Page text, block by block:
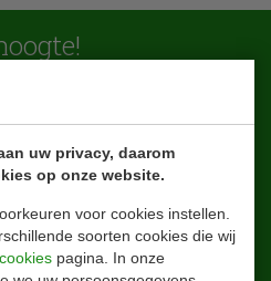
uw privacy, daarom
op onze website.
voor cookies instellen.
soorten cookies die wij
cookies pagina. In onze